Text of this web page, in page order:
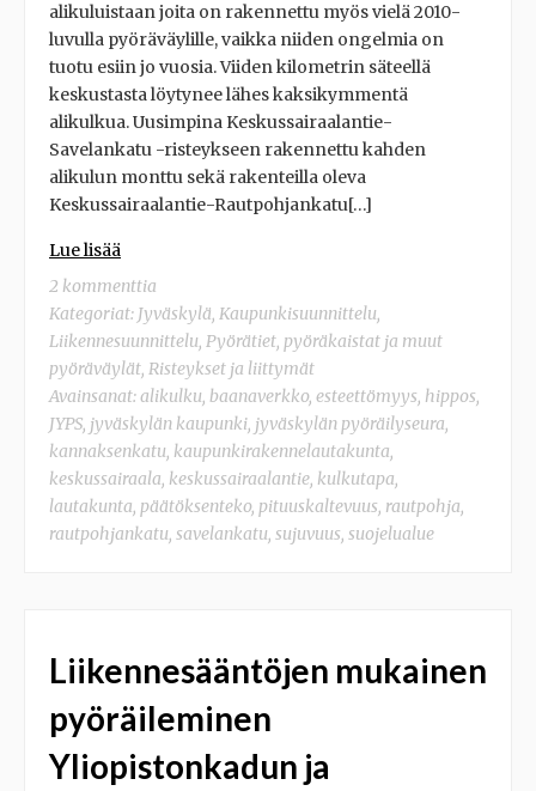
alikuluistaan joita on rakennettu myös vielä 2010-
luvulla pyöräväylille, vaikka niiden ongelmia on
tuotu esiin jo vuosia. Viiden kilometrin säteellä
keskustasta löytynee lähes kaksikymmentä
alikulkua. Uusimpina Keskussairaalantie-
Savelankatu -risteykseen rakennettu kahden
alikulun monttu sekä rakenteilla oleva
Keskussairaalantie-Rautpohjankatu[…]
Lue lisää
2 kommenttia
Kategoriat: Jyväskylä, Kaupunkisuunnittelu,
Liikennesuunnittelu, Pyörätiet, pyöräkaistat ja muut
pyöräväylät, Risteykset ja liittymät
Avainsanat:alikulku, baanaverkko, esteettömyys, hippos,
JYPS, jyväskylän kaupunki, jyväskylän pyöräilyseura,
kannaksenkatu, kaupunkirakennelautakunta,
keskussairaala, keskussairaalantie, kulkutapa,
lautakunta, päätöksenteko, pituuskaltevuus, rautpohja,
rautpohjankatu, savelankatu, sujuvuus, suojelualue
Liikennesääntöjen mukainen
pyöräileminen
Yliopistonkadun ja